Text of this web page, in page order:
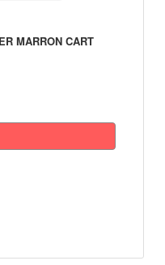
MARRON CART